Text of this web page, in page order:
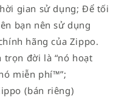
gian sử dụng; Để tối
bạn nên sử dụng
hãng của Zippo.
trọn đời là “nó hoạt
miễn phí™”;
(bán riêng)